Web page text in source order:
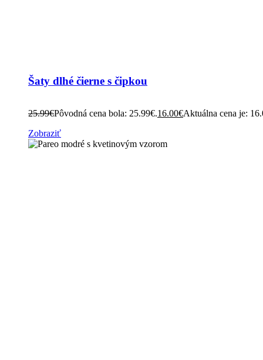
Šaty dlhé čierne s čipkou
25.99€Pôvodná cena bola: 25.99€.16.00€Aktuálna cena je:
Zobraziť